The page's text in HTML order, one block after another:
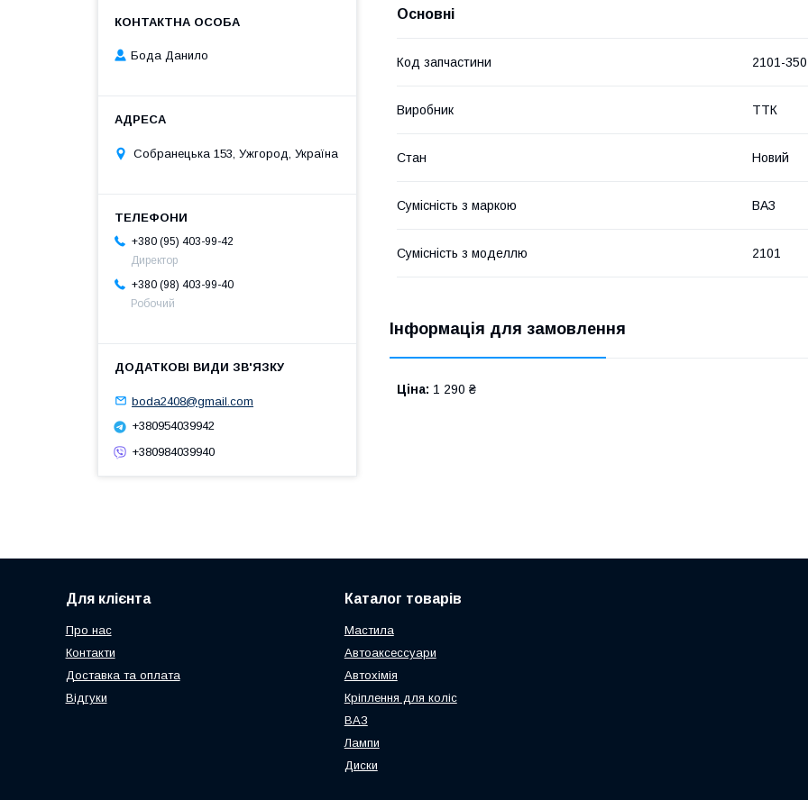
Основні
Код запчастини 2101-
Виробник ТТК
Стан Новий
Сумісність з маркою ВАЗ
Сумісність з моделлю 2101
Інформація для замовлення
Ціна: 1 290 ₴
Бода Данило
Собранецька 153, Ужгород, Україна
+380 (95) 403-99-42
Директор
+380 (98) 403-99-40
Робочий
boda2408@gmail.com
+380954039942
+380984039940
Для клієнта
Про нас
Контакти
Доставка та оплата
Відгуки
Каталог товарів
Мастила
Автоаксессуари
Автохімія
Кріплення для коліс
ВАЗ
Лампи
Диски